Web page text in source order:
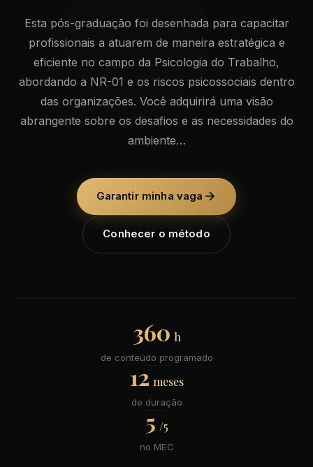
Esta pós-graduação foi desenhada para capacitar
profissionais a atuarem de maneira estratégica e
eficiente no campo da Psicologia do Trabalho,
abordando a NR-01 e os riscos psicossociais dentro
das organizações. Você adquirirá uma visão
abrangente sobre os desafios e as necessidades do
ambiente…
Garantir minha vaga
Conhecer o método
360 h
de conteúdo programado
12 meses
de duração
5 /5
no MEC